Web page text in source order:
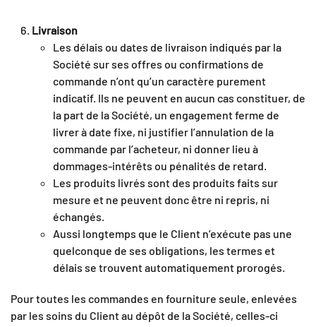
Livraison
Les délais ou dates de livraison indiqués par la
Société sur ses offres ou confirmations de
commande n’ont qu’un caractère purement
indicatif. Ils ne peuvent en aucun cas constituer, de
la part de la Société, un engagement ferme de
livrer à date fixe, ni justifier l’annulation de la
commande par l’acheteur, ni donner lieu à
dommages-intérêts ou pénalités de retard.
Les produits livrés sont des produits faits sur
mesure et ne peuvent donc être ni repris, ni
échangés.
Aussi longtemps que le Client n’exécute pas une
quelconque de ses obligations, les termes et
délais se trouvent automatiquement prorogés.
Pour toutes les commandes en fourniture seule, enlevées
par les soins du Client au dépôt de la Société, celles-ci